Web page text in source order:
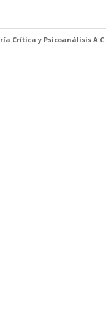
Crítica y Psicoanálisis A.C.